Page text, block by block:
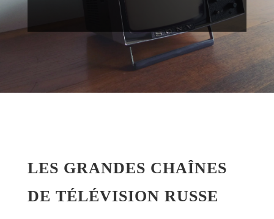
LES GRANDES CHAÎNES
DE TÉLÉVISION RUSSE